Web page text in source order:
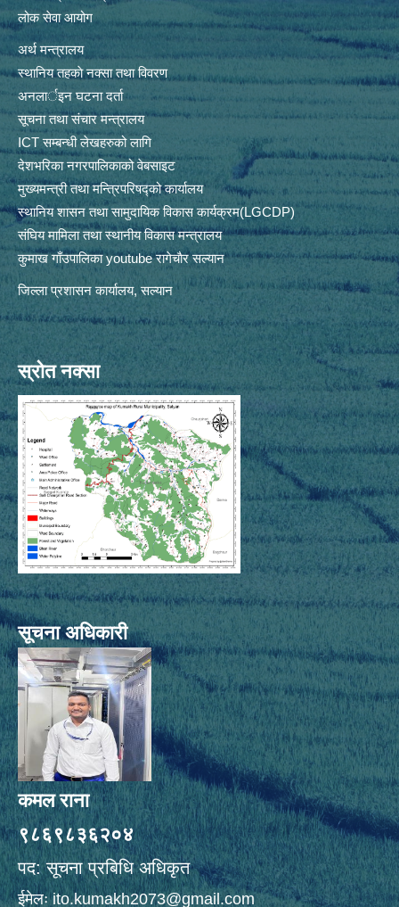
लोक सेवा आयोग
अर्थ मन्त्रालय
स्थानिय तहकाे नक्सा तथा विवरण
अनलार्इन घटना दर्ता
सूचना तथा संचार मन्त्रालय
ICT सम्बन्धी लेखहरुको लागि
देशभरिका नगरपालिकाको वेबसाइट
मुख्यमन्त्री तथा मन्त्रिपरिषद्को कार्यालय
स्थानिय शासन तथा सामुदायिक विकास कार्यक्रम(LGCDP)
संघिय मामिला तथा स्थानीय विकास मन्त्रालय
कुमाख गाँउपालिका youtube रागेचाैर सल्यान
जिल्ला प्रशासन कार्यालय, सल्यान
स्रोत नक्सा
सूचना अधिकारी
कमल राना
९८६९८३६२०४
पद: सूचना प्रबिधि अधिकृत
ईमेलःito.kumakh2073@gmail.com